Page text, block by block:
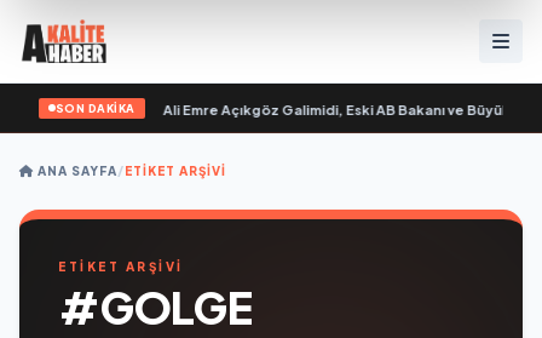
SON DAKİKA
“ yayımlandı• Ali Emre Açıkgöz Galimidi, Eski AB Bakanı ve Büyükelçi
ANA SAYFA/ETIKET ARŞIVI
ETİKET ARŞİVİ
#GOLGE